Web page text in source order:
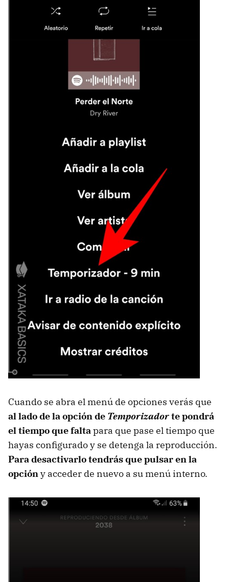
Cuando se abra el menú de opciones verás que
al lado de la opción de Temporizadorte pondrá
el tiempo que faltapara que pase el tiempo que
hayas configurado y se detenga la reproducción.
Para desactivarlo tendrás que pulsar en la
opcióny acceder de nuevo a su menú interno.